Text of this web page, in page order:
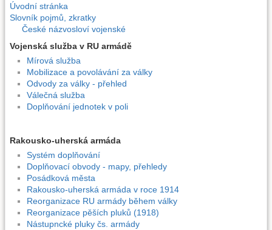
Úvodní stránka
Slovník pojmů, zkratky
České názvosloví vojenské
Vojenská služba v RU armádě
Mírová služba
Mobilizace a povolávání za války
Odvody za války - přehled
Válečná služba
Doplňování jednotek v poli
Rakousko-uherská armáda
Systém doplňování
Doplňovací obvody - mapy, přehledy
Posádková města
Rakousko-uherská armáda v roce 1914
Reorganizace RU armády během války
Reorganizace pěších pluků (1918)
Nástupncké pluky čs. armády